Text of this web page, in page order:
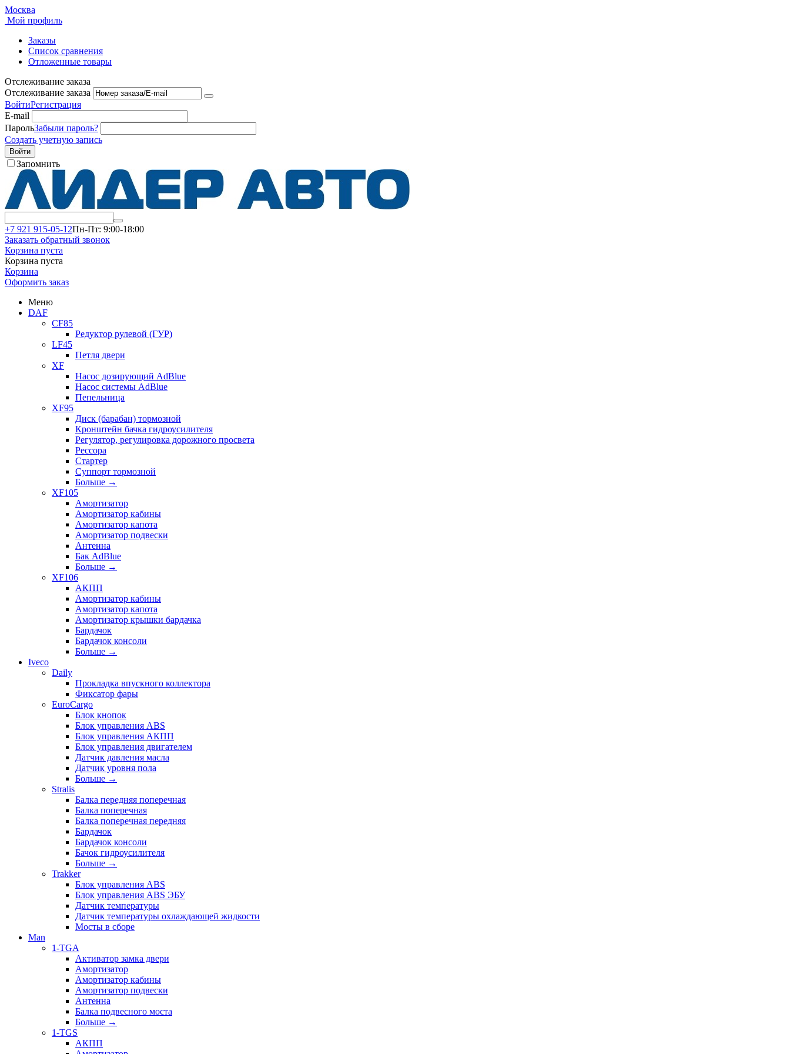
Москва
Мой профиль
Заказы
Список сравнения
Отложенные товары
Отслеживание заказа
Отслеживание заказа
ВойтиРегистрация
E-mail
ПарольЗабыли пароль?
Создать учетную запись
Войти
Запомнить
+7 921 915-05-12Пн-Пт: 9:00-18:00
Заказать обратный звонок
Корзина пуста
Корзина пуста
Корзина
Оформить заказ
Меню
DAF
CF85
Редуктор рулевой (ГУР)
LF45
Петля двери
XF
Насос дозирующий AdBlue
Насос системы AdBlue
Пепельница
XF95
Диск (барабан) тормозной
Кронштейн бачка гидроусилителя
Регулятор, регулировка дорожного просвета
Рессора
Стартер
Суппорт тормозной
Больше →
XF105
Амортизатор
Амортизатор кабины
Амортизатор капота
Амортизатор подвески
Антенна
Бак AdBlue
Больше →
XF106
АКПП
Амортизатор кабины
Амортизатор капота
Амортизатор крышки бардачка
Бардачок
Бардачок консоли
Больше →
Iveco
Daily
Прокладка впускного коллектора
Фиксатор фары
EuroCargo
Блок кнопок
Блок управления ABS
Блок управления АКПП
Блок управления двигателем
Датчик давления масла
Датчик уровня пола
Больше →
Stralis
Балка передняя поперечная
Балка поперечная
Балка поперечная передняя
Бардачок
Бардачок консоли
Бачок гидроусилителя
Больше →
Trakker
Блок управления ABS
Блок управления ABS ЭБУ
Датчик температуры
Датчик температуры охлаждающей жидкости
Мосты в сборе
Man
1-TGA
Активатор замка двери
Амортизатор
Амортизатор кабины
Амортизатор подвески
Антенна
Балка подвесного моста
Больше →
1-TGS
АКПП